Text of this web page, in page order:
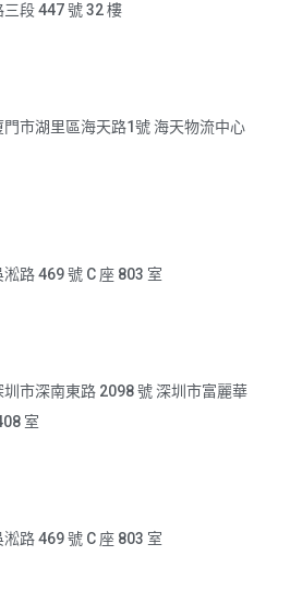
段 447 號 32 樓
市湖里區海天路1號 海天物流中心
路 469 號 C 座 803 室
市深南東路 2098 號 深圳市富麗華
室
路 469 號 C 座 803 室